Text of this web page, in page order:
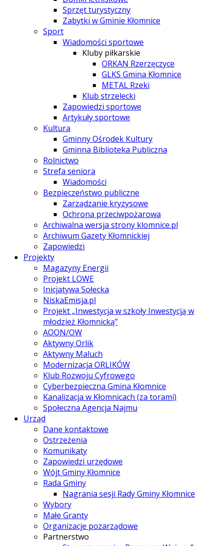
Sprzęt turystyczny
Zabytki w Gminie Kłomnice
Sport
Wiadomości sportowe
Kluby piłkarskie
ORKAN Rzerzęczyce
GLKS Gmina Kłomnice
METAL Rzeki
Klub strzelecki
Zapowiedzi sportowe
Artykuły sportowe
Kultura
Gminny Ośrodek Kultury
Gminna Biblioteka Publiczna
Rolnictwo
Strefa seniora
Wiadomości
Bezpieczeństwo publiczne
Zarządzanie kryzysowe
Ochrona przeciwpożarowa
Archiwalna wersja strony klomnice.pl
Archiwum Gazety Kłomnickiej
Zapowiedzi
Projekty
Magazyny Energii
Projekt LOWE
Inicjatywa Sołecka
NiskaEmisja.pl
Projekt „Inwestycja w szkoły Inwestycją w
młodzież Kłomnicką”
AOON/OW
Aktywny Orlik
Aktywny Maluch
Modernizacja ORLIKÓW
Klub Rozwoju Cyfrowego
Cyberbezpieczna Gmina Kłomnice
Kanalizacja w Kłomnicach (za torami)
Społeczna Agencja Najmu
Urząd
Dane kontaktowe
Ostrzeżenia
Komunikaty
Zapowiedzi urzędowe
Wójt Gminy Kłomnice
Rada Gminy
Nagrania sesji Rady Gminy Kłomnice
Wybory
Małe Granty
Organizacje pozarządowe
Partnerstwo